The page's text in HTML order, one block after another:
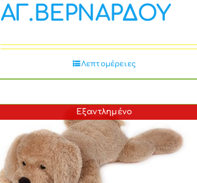
ΑΓ.ΒΕΡΝΑΡΔΟΥ
Λεπτομέρειες
Εξαντλημένο